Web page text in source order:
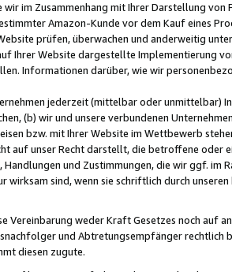
im Zusammenhang mit Ihrer Darstellung
Amazon-Kunde vor dem Kauf eines
prüfen, überwachen und anderweitig
Ihrer Website dargestellte Implementierung
Informationen darüber, wie wir
jederzeit (mittelbar oder unmittelbar)
(b) wir und unsere verbundenen
bzw. mit Ihrer Website im Wettbewerb
auf unser Recht darstellt, die betroffene oder
und Zustimmungen, die wir ggf. im
wirksam sind, wenn sie schriftlich durch
weder Kraft Gesetzes noch auf
und Abtretungsempfänger rechtlich
diesen zugute.